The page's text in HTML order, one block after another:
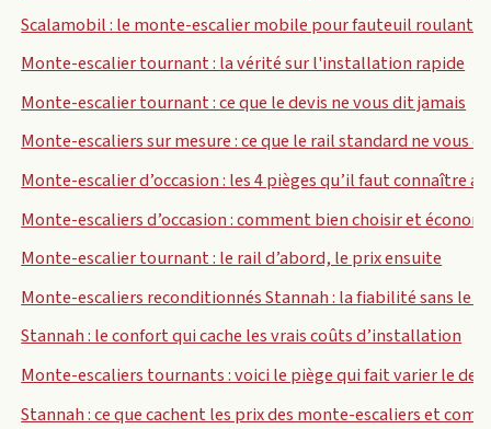
Scalamobil : le monte-escalier mobile pour fauteuil roulant
Monte-escalier tournant : la vérité sur l'installation rapide
Monte-escalier tournant : ce que le devis ne vous dit jamais
Monte-escaliers sur mesure : ce que le rail standard ne vous
Monte-escalier d’occasion : les 4 pièges qu’il faut connaître
Monte-escaliers d’occasion : comment bien choisir et
Monte-escalier tournant : le rail d’abord, le prix ensuite
Monte-escaliers reconditionnés Stannah : la fiabilité sans le
Stannah : le confort qui cache les vrais coûts d’installation
Monte-escaliers tournants : voici le piège qui fait varier le
Stannah : ce que cachent les prix des monte-escaliers et